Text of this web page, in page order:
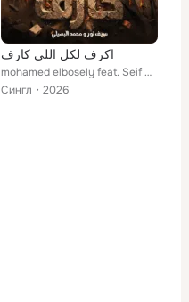
اكرف لكل اللي كارف
mohamed elbosely feat. Seif Nour
Сингл
2026